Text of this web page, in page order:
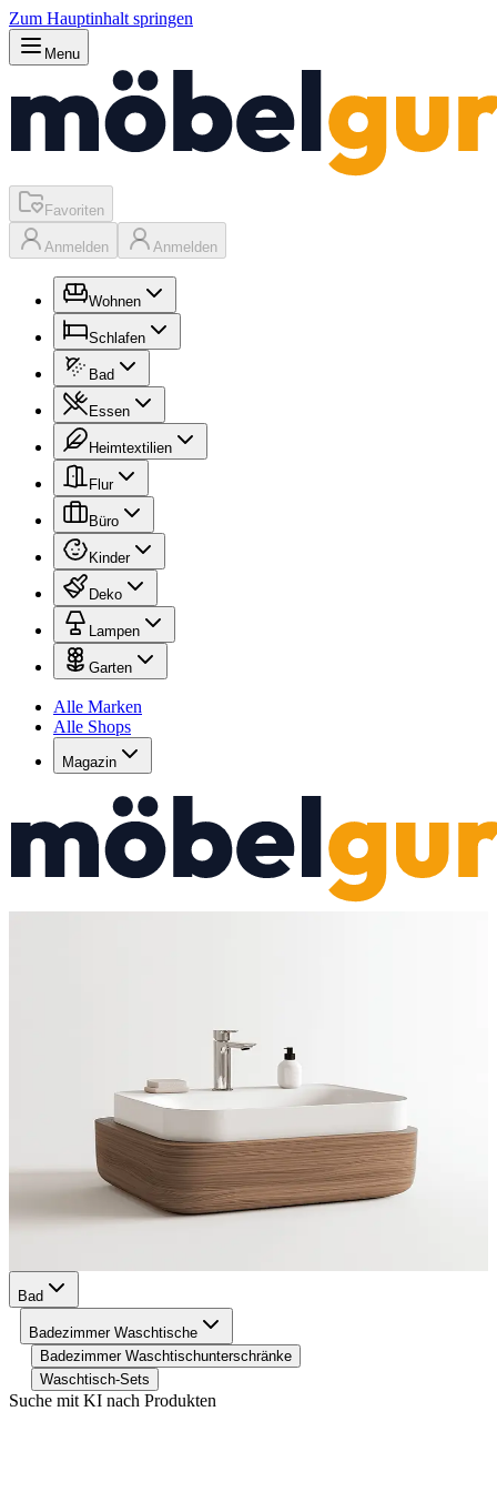
Zum Hauptinhalt springen
Menu
Favoriten
Anmelden Anmelden
Wohnen
Schlafen
Bad
Essen
Heimtextilien
Flur
Büro
Kinder
Deko
Lampen
Garten
Alle Marken
Alle Shops
Magazin
Bad
Badezimmer Waschtische
Badezimmer Waschtischunterschränke
Waschtisch-Sets
Suche mit KI nach Produkten